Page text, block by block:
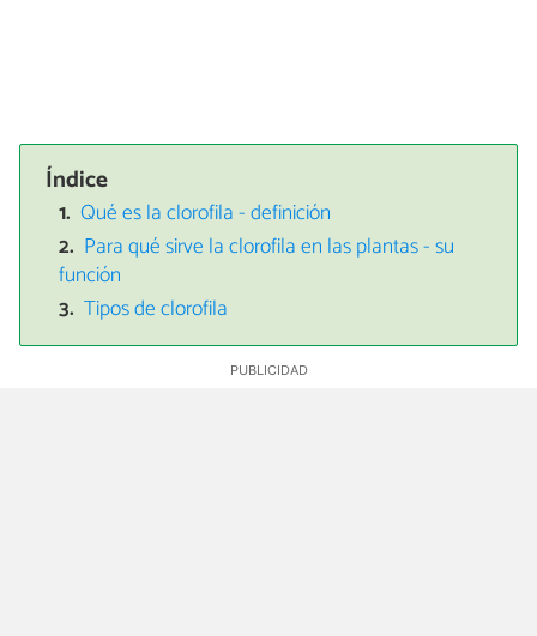
Índice
Qué es la clorofila - definición
Para qué sirve la clorofila en las plantas - su
función
Tipos de clorofila